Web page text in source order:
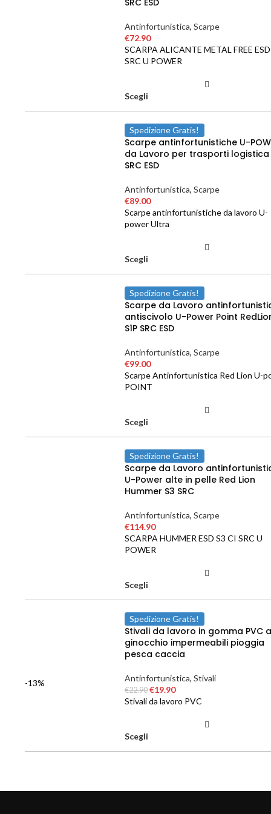
SRC ESD
Antinfortunistica, Scarpe
€72.90
SCARPA ALICANTE METAL FREE
SRC U POWER
Scegli
Spedizione Gratis!
Scarpe antinfortunistiche U-
da Lavoro per trasporti logistica
SRC ESD
Antinfortunistica, Scarpe
€89.00
Scarpe antinfortunistiche da lavoro U-
power Ultra
Scegli
Spedizione Gratis!
Scarpe da Lavoro
antiscivolo U-Power Point
S1P SRC ESD
Antinfortunistica, Scarpe
€99.00
Scarpe Antinfortunistica Red Lion U-
POINT
Scegli
Spedizione Gratis!
Scarpe da Lavoro
U-Power alte in pelle Red Lion
Hummer S3 SRC
Antinfortunistica, Scarpe
€114.90
SCARPA HUMMER ESD S3 CI SRC U
POWER
Scegli
-13%
Spedizione Gratis!
Stivali da lavoro in gomma PVC
ginocchio impermeabili pioggia
pesca caccia
Antinfortunistica, Stivali
€22.90 €19.90
Stivali da lavoro PVC
Scegli